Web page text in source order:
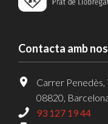
Contacta amb
Carrer Penedès,
08820,
93 127 19 44